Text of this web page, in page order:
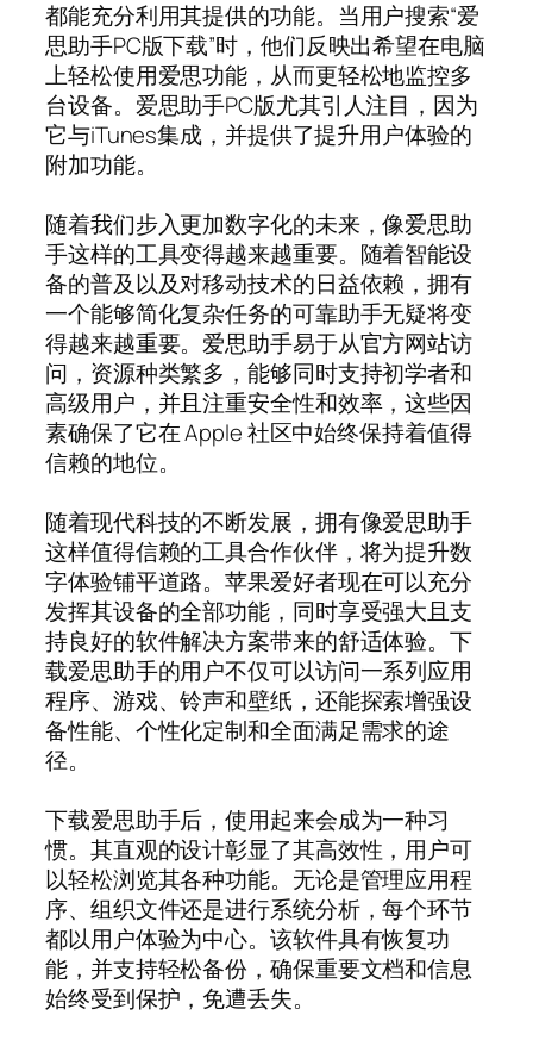
都能充分利用其提供的功能。当用户搜索“爱
思助手PC版下载”时，他们反映出希望在电脑
上轻松使用爱思功能，从而更轻松地监控多
台设备。爱思助手PC版尤其引人注目，因为
它与iTunes集成，并提供了提升用户体验的
附加功能。
随着我们步入更加数字化的未来，像爱思助
手这样的工具变得越来越重要。随着智能设
备的普及以及对移动技术的日益依赖，拥有
一个能够简化复杂任务的可靠助手无疑将变
得越来越重要。爱思助手易于从官方网站访
问，资源种类繁多，能够同时支持初学者和
高级用户，并且注重安全性和效率，这些因
素确保了它在 Apple 社区中始终保持着值得
信赖的地位。
随着现代科技的不断发展，拥有像爱思助手
这样值得信赖的工具合作伙伴，将为提升数
字体验铺平道路。苹果爱好者现在可以充分
发挥其设备的全部功能，同时享受强大且支
持良好的软件解决方案带来的舒适体验。下
载爱思助手的用户不仅可以访问一系列应用
程序、游戏、铃声和壁纸，还能探索增强设
备性能、个性化定制和全面满足需求的途
径。
下载爱思助手后，使用起来会成为一种习
惯。其直观的设计彰显了其高效性，用户可
以轻松浏览其各种功能。无论是管理应用程
序、组织文件还是进行系统分析，每个环节
都以用户体验为中心。该软件具有恢复功
能，并支持轻松备份，确保重要文档和信息
始终受到保护，免遭丢失。